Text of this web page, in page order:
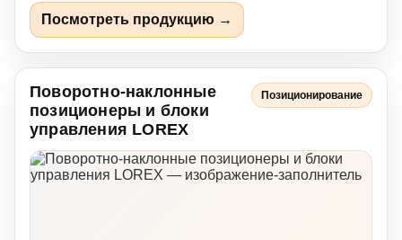
Посмотреть продукцию →
Поворотно-наклонные
позиционеры и блоки
управления LOREX
Позиционирование